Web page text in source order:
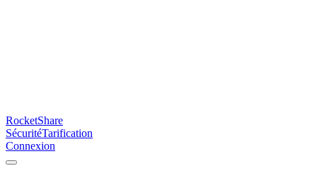
RocketShare
SécuritéTarification
Connexion